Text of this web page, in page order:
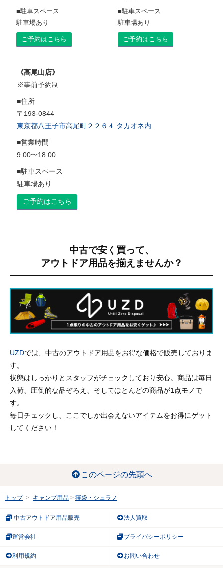
■駐車スペース
駐車場あり
ご予約はこちら
■駐車スペース
駐車場あり
ご予約はこちら
《高尾山店》
※事前予約制
■住所
〒193-0844
東京都八王子市高尾町２２６４ タカオネ内
■営業時間
9:00〜18:00
■駐車スペース
駐車場あり
ご予約はこちら
中古で安く買って、
アウトドア用品を揃えませんか？
UZDでは、中古のアウトドア用品をお得な価格で販売しておりま
す。
状態はしっかりとスタッフがチェックしており安心。商品は毎日
入荷、圧倒的な品ぞろえ、そしてほとんどの商品が1点モノで
す。
毎日チェックし、ここでしか出会えないアイテムをお得にゲット
してください！
このページの先頭へ
トップ キャンプ用品 寝袋・シュラフ
中古アウトドア用品販売 法人買取
運営会社 プライバシーポリシー
利用規約 お問い合わせ